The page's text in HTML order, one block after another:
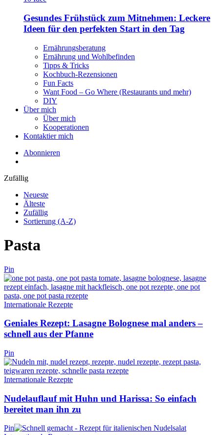
Gesundes Frühstück zum Mitnehmen: Leckere
Ideen für den perfekten Start in den Tag
Ernährungsberatung
Ernährung und Wohlbefinden
Tipps & Tricks
Kochbuch-Rezensionen
Fun Facts
Want Food – Go Where (Restaurants und mehr)
DIY
Über mich
Über mich
Kooperationen
Kontaktier mich
Abonnieren
Zufällig
Neueste
Älteste
Zufällig
Sortierung (A-Z)
Pasta
Pin
Internationale Rezepte
Geniales Rezept: Lasagne Bolognese mal anders –
schnell aus der Pfanne
Pin
Internationale Rezepte
Nudelauflauf mit Huhn und Harissa: So einfach
bereitet man ihn zu
Pin